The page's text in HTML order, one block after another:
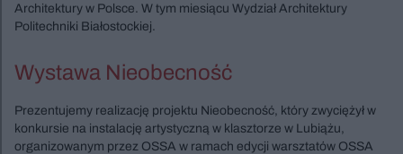
Architektury w Polsce. W tym miesiącu Wydział Architektury
Politechniki Białostockiej.
Wystawa Nieobecność
Prezentujemy realizację projektu Nieobecność, który zwyciężył w
konkursie na instalację artystyczną w klasztorze w Lubiążu,
organizowanym przez OSSA w ramach edycji warsztatów OSSA